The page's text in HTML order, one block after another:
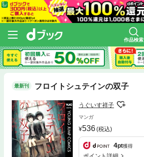
作品検索
最新刊 フロイトシュテインの双子
うぐいす祥子
マンガ
536(税込)
4pt獲得